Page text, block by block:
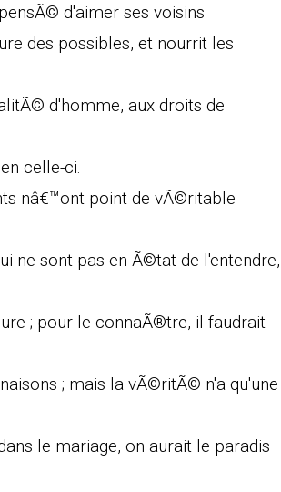
d'aimer ses voisins
des possibles, et nourrit les
d'homme, aux droits de
celle-ci.
nâ€™ont point de vÃ©ritable
ne sont pas en Ã©tat de l'entendre,
; pour le connaÃ®tre, il faudrait
; mais la vÃ©ritÃ© n'a qu'une
le mariage, on aurait le paradis